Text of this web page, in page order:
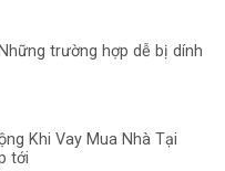
trường hợp dễ bị dính
Khi Vay Mua Nhà Tại
tới